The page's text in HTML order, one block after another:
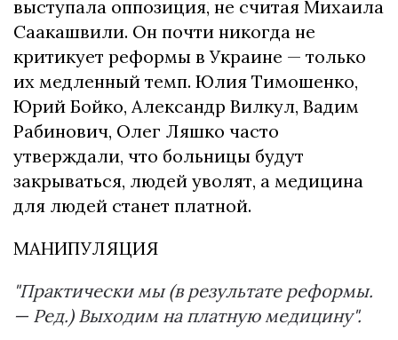
выступала оппозиция, не считая Михаила
Саакашвили. Он почти никогда не
критикует реформы в Украине — только
их медленный темп. Юлия Тимошенко,
Юрий Бойко, Александр Вилкул, Вадим
Рабинович, Олег Ляшко часто
утверждали, что больницы будут
закрываться, людей уволят, а медицина
для людей станет платной.
МАНИПУЛЯЦИЯ
"Практически мы (в результате реформы.
— Ред.) Выходим на платную медицину".